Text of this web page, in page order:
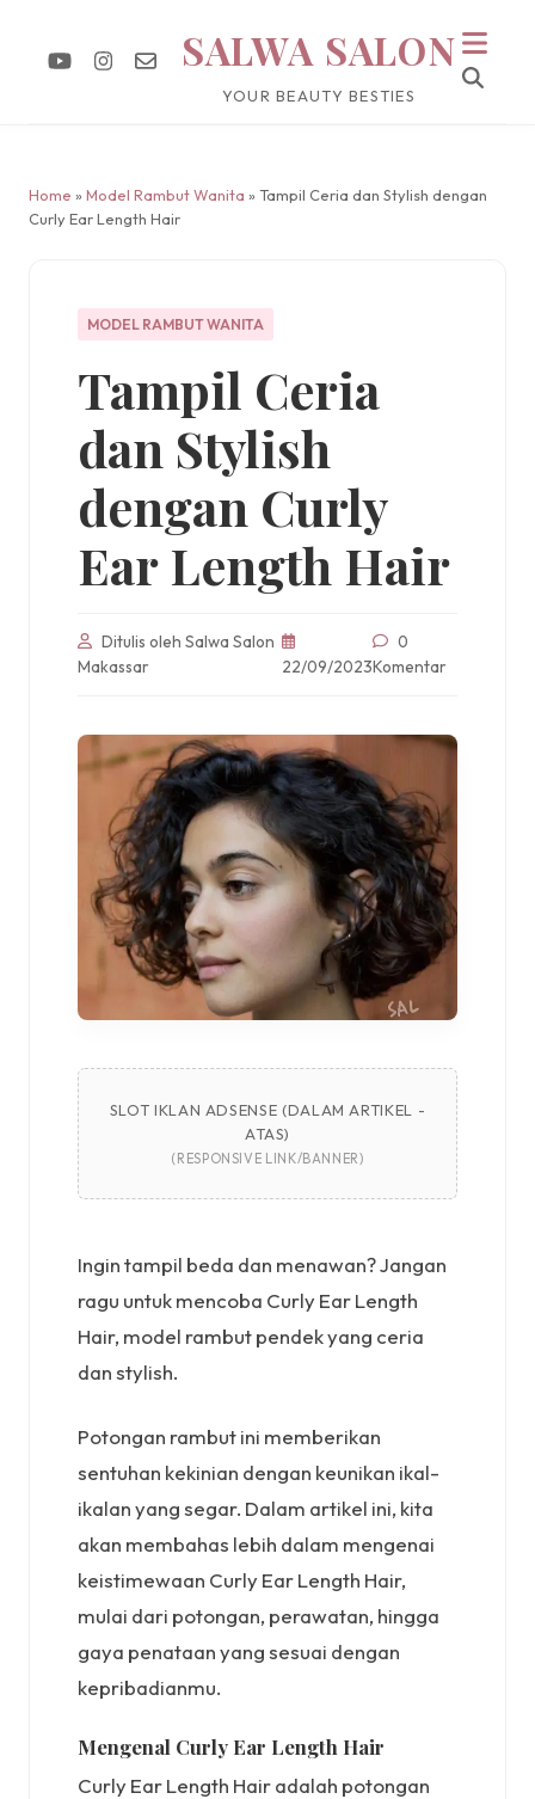
SALWA SALON
YOUR BEAUTY BESTIES
Home » Model Rambut Wanita » Tampil Ceria dan Stylish dengan
Curly Ear Length Hair
MODEL RAMBUT WANITA
Tampil Ceria
dan Stylish
dengan Curly
Ear Length Hair
Ditulis oleh Salwa Salon
Makassar
22/09/2023
0
Komentar
SLOT IKLAN ADSENSE (DALAM ARTIKEL -
ATAS)
(RESPONSIVE LINK/BANNER)
Ingin tampil beda dan menawan? Jangan
ragu untuk mencoba Curly Ear Length
Hair, model rambut pendek yang ceria
dan stylish.
Potongan rambut ini memberikan
sentuhan kekinian dengan keunikan ikal-
ikalan yang segar. Dalam artikel ini, kita
akan membahas lebih dalam mengenai
keistimewaan Curly Ear Length Hair,
mulai dari potongan, perawatan, hingga
gaya penataan yang sesuai dengan
kepribadianmu.
Mengenal Curly Ear Length Hair
Curly Ear Length Hair adalah potongan